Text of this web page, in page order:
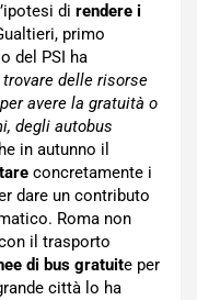
di rendere i
primo
del PSI ha
delle risorse
avere la gratuità o
degli autobus
in autunno il
concretamente i
dare un contributo
Roma non
il trasporto
di bus gratuite per
città lo ha